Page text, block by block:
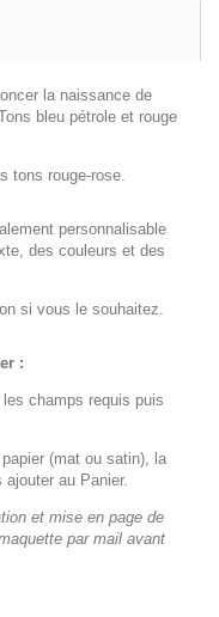
la naissance de
bleu pétrole et rouge
tons rouge-rose.
personnalisable
des couleurs et des
si vous le souhaitez.
:
champs requis puis
(mat ou satin), la
au Panier.
et mise en page de
par mail avant